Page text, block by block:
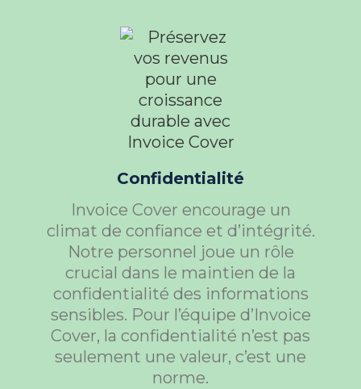
Confidentialité
Invoice Cover encourage un
climat de confiance et d’intégrité.
Notre personnel joue un rôle
crucial dans le maintien de la
confidentialité des informations
sensibles. Pour l’équipe d’Invoice
Cover, la confidentialité n’est pas
seulement une valeur, c’est une
norme.